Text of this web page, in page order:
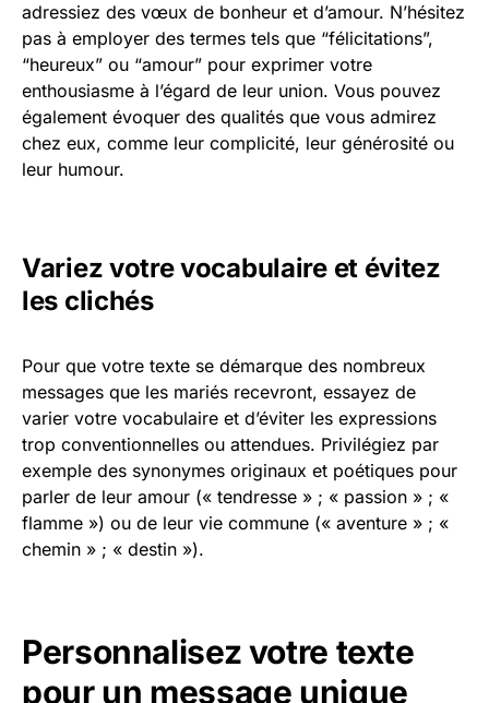
adressiez des vœux de bonheur et d’amour. N’hésitez
pas à employer des termes tels que “félicitations”,
“heureux” ou “amour” pour exprimer votre
enthousiasme à l’égard de leur union. Vous pouvez
également évoquer des qualités que vous admirez
chez eux, comme leur complicité, leur générosité ou
leur humour.
Variez votre vocabulaire et évitez
les clichés
Pour que votre texte se démarque des nombreux
messages que les mariés recevront, essayez de
varier votre vocabulaire et d’éviter les expressions
trop conventionnelles ou attendues. Privilégiez par
exemple des synonymes originaux et poétiques pour
parler de leur amour (« tendresse » ; « passion » ; «
flamme ») ou de leur vie commune (« aventure » ; «
chemin » ; « destin »).
Personnalisez votre texte
pour un message unique